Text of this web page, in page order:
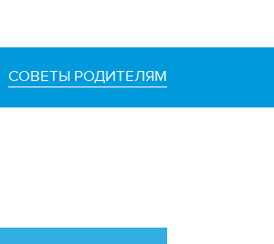
СОВЕТЫ РОДИТЕЛЯМ